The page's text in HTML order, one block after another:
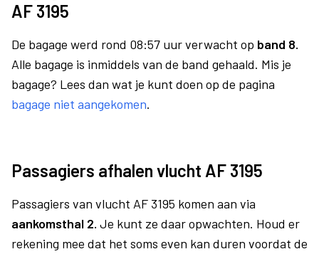
AF 3195
De bagage werd rond 08:57 uur verwacht op band 8.
Alle bagage is inmiddels van de band gehaald. Mis je
bagage? Lees dan wat je kunt doen op de pagina
bagage niet aangekomen.
Passagiers afhalen vlucht AF 3195
Passagiers van vlucht AF 3195 komen aan via
aankomsthal 2. Je kunt ze daar opwachten. Houd er
rekening mee dat het soms even kan duren voordat de